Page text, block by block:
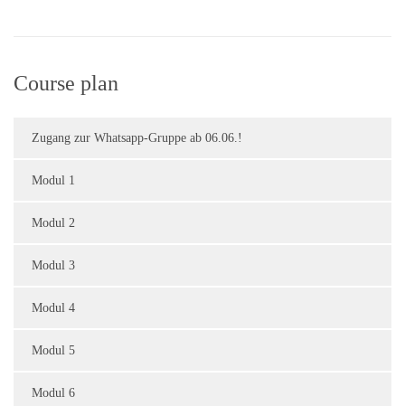
Course plan
Zugang zur Whatsapp-Gruppe ab 06.06.!
Modul 1
Modul 2
Modul 3
Modul 4
Modul 5
Modul 6